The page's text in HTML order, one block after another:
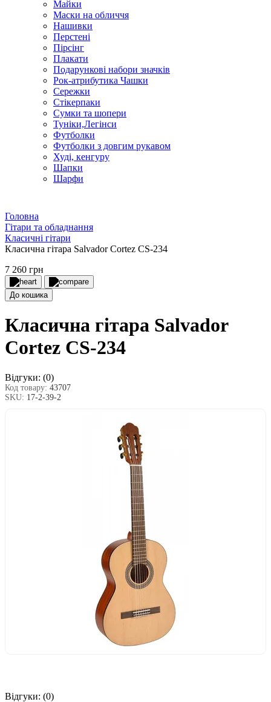
Майки
Маски на обличчя
Нашивки
Перстені
Пірсінг
Плакати
Подарункові набори значків
Рок-атрибутика Чашки
Сережки
Стікерпаки
Сумки та шопери
Туніки,Легінси
Футболки
Футболки з довгим рукавом
Худі, кенгуру
Шапки
Шарфи
Головна
Гітари та обладнання
Класичні гітари
Класична гітара Salvador Cortez CS-234
7 260 грн
До кошика
Класична гітара Salvador
Cortez CS-234
Відгуки: (0)
Код товару: 43707
SKU: 17-2-39-2
Відгуки: (0)